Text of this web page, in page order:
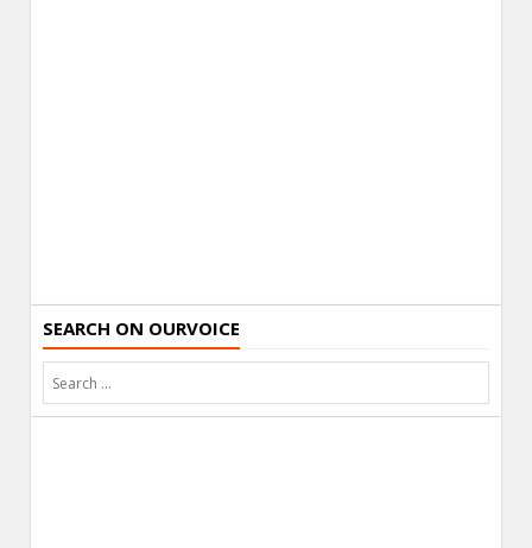
SEARCH ON OURVOICE